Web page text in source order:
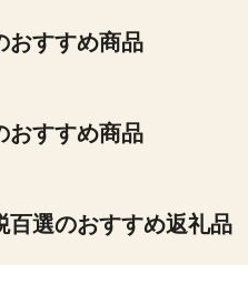
おすすめ商品
おすすめ商品
百選のおすすめ返礼品